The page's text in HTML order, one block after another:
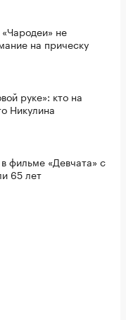
не
на прическу
руке»: кто на
Никулина
фильме «Девчата» с
65 лет